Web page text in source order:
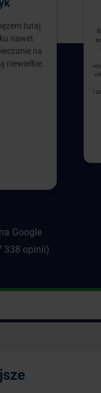
tutaj
nawet
na
niewielkie.
i
Google
338 opinii)